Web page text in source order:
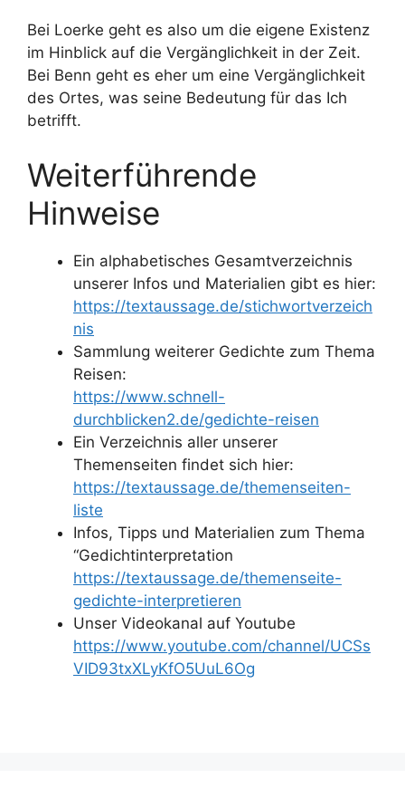
Bei Loerke geht es also um die eigene Existenz
im Hinblick auf die Vergänglichkeit in der Zeit.
Bei Benn geht es eher um eine Vergänglichkeit
des Ortes, was seine Bedeutung für das Ich
betrifft.
Weiterführende
Hinweise
Ein alphabetisches Gesamtverzeichnis
unserer Infos und Materialien gibt es hier:
https://textaussage.de/stichwortverzeich
nis
Sammlung weiterer Gedichte zum Thema
Reisen:
https://www.schnell-
durchblicken2.de/gedichte-reisen
Ein Verzeichnis aller unserer
Themenseiten findet sich hier:
https://textaussage.de/themenseiten-
liste
Infos, Tipps und Materialien zum Thema
“Gedichtinterpretation
https://textaussage.de/themenseite-
gedichte-interpretieren
Unser Videokanal auf Youtube
https://www.youtube.com/channel/UCSs
VID93txXLyKfO5UuL6Og